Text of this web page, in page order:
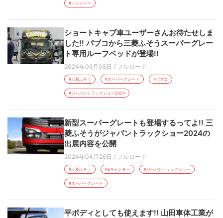
#レンジャー
ショートキャブ車ユーザーさんお待たせしま
した!! パブコから三菱ふそうスーパーグレー
ト専用ルーフベッドが登場!!
2024年06月08日 / フルロード
#三菱ふそう #スーパーグレート #パブコ
#ジャパントラックショー2024
新型スーパーグレートも登場するってよ!! 三
菱ふそうがジャパントラックショー2024の
出展内容を公開
2024年04月26日 / フルロード
#三菱ふそう #eキャンター #ジャパントラックショー
#スーパーグレート
平ボディとしても使えます!! 山田車体工業が